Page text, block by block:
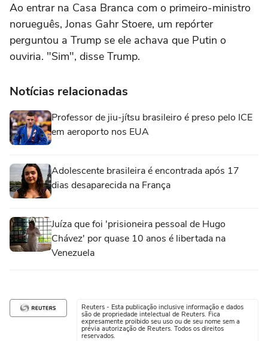
Ao entrar na Casa Branca com o primeiro-ministro
norueguês, Jonas Gahr Stoere, um repórter
perguntou a Trump se ele achava que Putin o
ouviria. "Sim", disse Trump.
Notícias relacionadas
Professor de jiu-jítsu brasileiro é preso pelo ICE
em aeroporto nos EUA
Adolescente brasileira é encontrada após 17
dias desaparecida na França
Juíza que foi 'prisioneira pessoal de Hugo
Chávez' por quase 10 anos é libertada na
Venezuela
Reuters - Esta publicação inclusive informação e dados
são de propriedade intelectual de Reuters. Fica
expresamente proibido seu uso ou de seu nome sem a
prévia autorização de Reuters. Todos os direitos
reservados.